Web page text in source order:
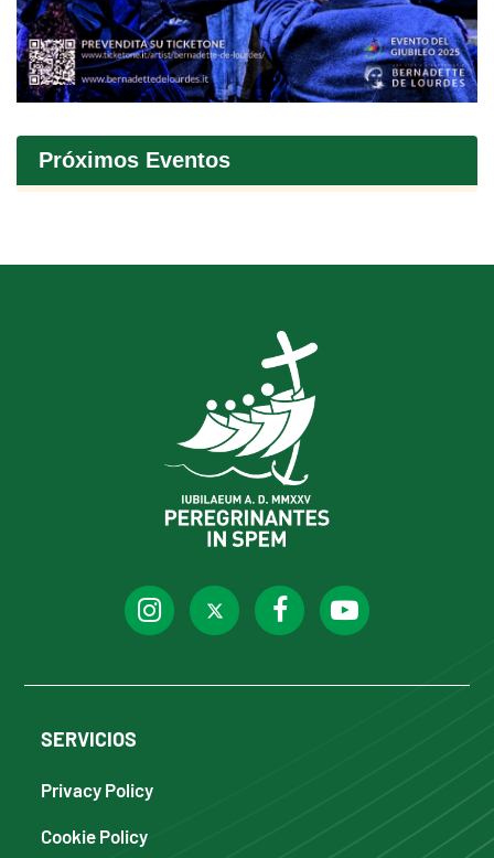
Próximos Eventos
SERVICIOS
Privacy Policy
Cookie Policy